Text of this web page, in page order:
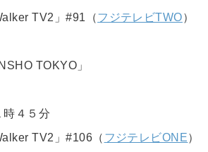
TV2」#91（フジテレビTWO）
TOKYO」
時４５分
TV2」#106（ フジテレビONE）